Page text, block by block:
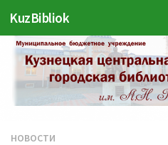
Перейти к содержимому
KuzBibliok
НОВОСТИ